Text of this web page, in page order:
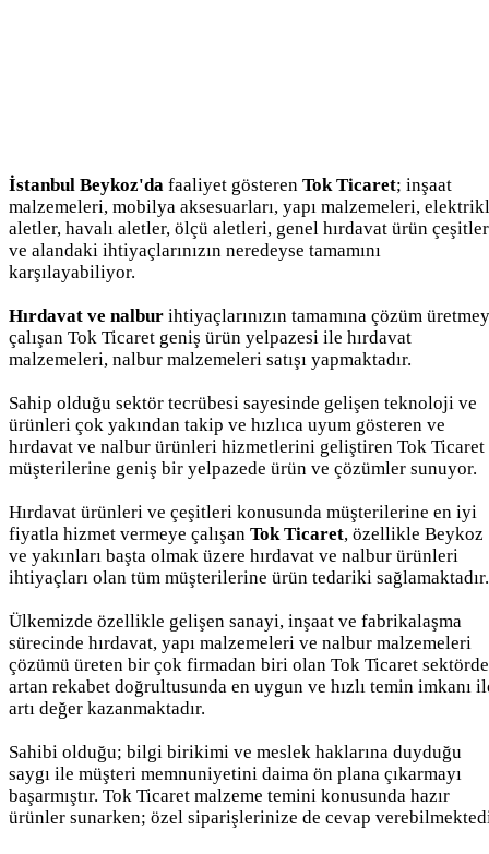
İstanbul Beykoz'da faaliyet gösteren Tok Ticaret; inşaat
malzemeleri, mobilya aksesuarları, yapı malzemeleri,
aletler, havalı aletler, ölçü aletleri, genel hırdavat ürün
ve alandaki ihtiyaçlarınızın neredeyse tamamını
karşılayabiliyor.
Hırdavat ve nalbur ihtiyaçlarınızın tamamına çözüm
çalışan Tok Ticaret geniş ürün yelpazesi ile hırdavat
malzemeleri, nalbur malzemeleri satışı yapmaktadır.
Sahip olduğu sektör tecrübesi sayesinde gelişen teknoloji ve
ürünleri çok yakından takip ve hızlıca uyum gösteren ve
hırdavat ve nalbur ürünleri hizmetlerini geliştiren Tok Ticaret
müşterilerine geniş bir yelpazede ürün ve çözümler sunuyor.
Hırdavat ürünleri ve çeşitleri konusunda müşterilerine en iyi
fiyatla hizmet vermeye çalışan Tok Ticaret, özellikle Beykoz
ve yakınları başta olmak üzere hırdavat ve nalbur ürünleri
ihtiyaçları olan tüm müşterilerine ürün tedariki sağlamaktadır.
Ülkemizde özellikle gelişen sanayi, inşaat ve fabrikalaşma
sürecinde hırdavat, yapı malzemeleri ve nalbur malzemeleri
çözümü üreten bir çok firmadan biri olan Tok Ticaret sektörde
artan rekabet doğrultusunda en uygun ve hızlı temin imkanı
artı değer kazanmaktadır.
Sahibi olduğu; bilgi birikimi ve meslek haklarına duyduğu
saygı ile müşteri memnuniyetini daima ön plana çıkarmayı
başarmıştır. Tok Ticaret malzeme temini konusunda hazır
ürünler sunarken; özel siparişlerinize de cevap